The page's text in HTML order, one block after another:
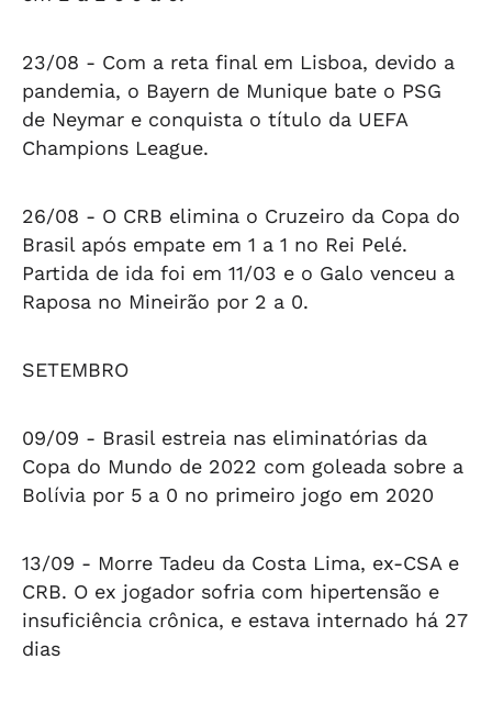
23/08 - Com a reta final em Lisboa, devido a
pandemia, o Bayern de Munique bate o PSG
de Neymar e conquista o título da UEFA
Champions League.
26/08 - O CRB elimina o Cruzeiro da Copa do
Brasil após empate em 1 a 1 no Rei Pelé.
Partida de ida foi em 11/03 e o Galo venceu a
Raposa no Mineirão por 2 a 0.
SETEMBRO
09/09 - Brasil estreia nas eliminatórias da
Copa do Mundo de 2022 com goleada sobre a
Bolívia por 5 a 0 no primeiro jogo em 2020
13/09 - Morre Tadeu da Costa Lima, ex-CSA e
CRB. O ex jogador sofria com hipertensão e
insuficiência crônica, e estava internado há 27
dias